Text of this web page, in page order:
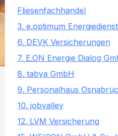
Fliesenfachhandel
3. e.optimum
6. DEVK Versicherungen
7. E.ON Energie Dialog
8. tabya GmbH
9. Personalhaus
10. jobvalley
12. LVM Versicherung